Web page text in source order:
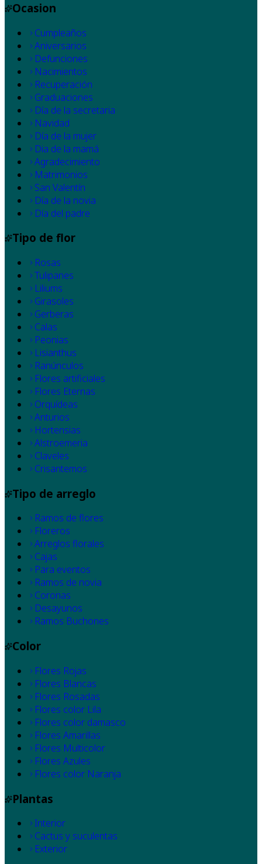
Ocasion
Cumpleaños
Aniversarios
Defunciones
Nacimientos
Recuperación
Graduaciones
Día de la secretaria
Navidad
Día de la mujer
Dia de la mamá
Agradecimiento
Matrimonios
San Valentín
Día de la novia
Día del padre
Tipo de flor
Rosas
Tulipanes
Liliums
Girasoles
Gerberas
Calas
Peonias
Lisianthus
Ranúnculos
Flores artificiales
Flores Eternas
Orquídeas
Anturios
Hortensias
Alstroemeria
Claveles
Crisantemos
Tipo de arreglo
Ramos de flores
Floreros
Arreglos florales
Cajas
Para eventos
Ramos de novia
Coronas
Desayunos
Ramos Buchones
Color
Flores Rojas
Flores Blancas
Flores Rosadas
Flores color Lila
Flores color damasco
Flores Amarillas
Flores Multicolor
Flores Azules
Flores color Naranja
Plantas
Interior
Cactus y suculentas
Exterior